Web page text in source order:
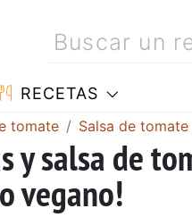
RECETAS
tomate Salsa de tomate
y salsa de
vegano!